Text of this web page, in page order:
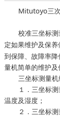
Mitutoyo三
校准三坐标
定如果维护及保
到保障、故障率
量机简单的维护及
三坐标测量
１．三坐标
温度及湿度；
２．三坐标